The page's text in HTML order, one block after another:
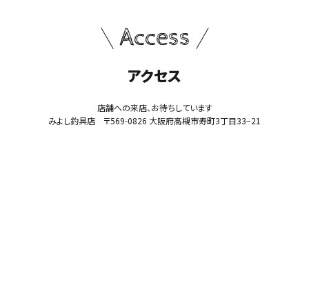
Access
アクセス
店舗への来店、お待ちしています
みよし釣具店 〒569-0826 大阪府高槻市寿町3丁目33−21